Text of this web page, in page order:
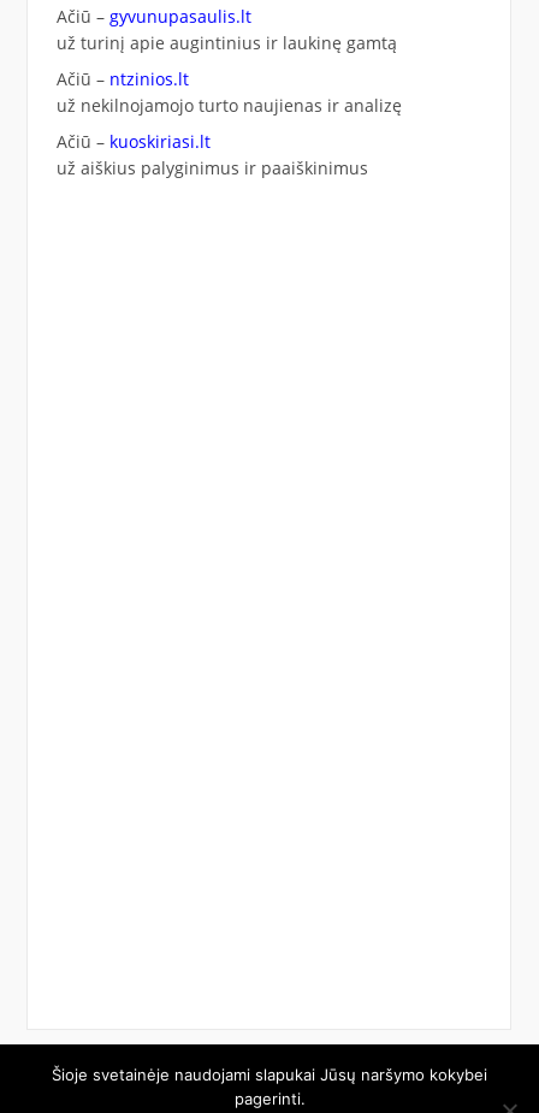
Ačiū – gyvunupasaulis.lt
už turinį apie augintinius ir laukinę gamtą
Ačiū – ntzinios.lt
už nekilnojamojo turto naujienas ir analizę
Ačiū – kuoskiriasi.lt
už aiškius palyginimus ir paaiškinimus
© 2026 Etech.lt. Visos teisės saugomos.
Šioje svetainėje naudojami slapukai Jūsų naršymo kokybei
pagerinti.